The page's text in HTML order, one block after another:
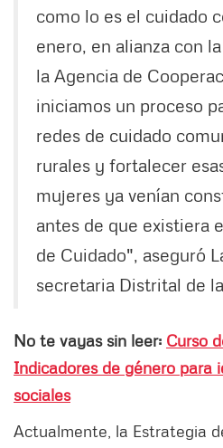
como lo es el cuidado
enero, en alianza con
la Agencia de
iniciamos un proceso
redes de cuidado
rurales y fortalecer
mujeres ya venían
antes de que existiera
de Cuidado", aseguró
secretaria Distrital de
No te vayas sin leer: Curso
Indicadores de género para
sociales
Actualmente, la Estrategia